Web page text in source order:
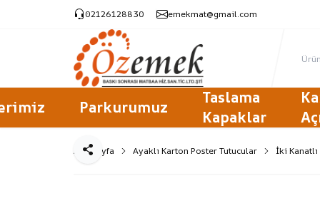
02126128830 emekmat@gmail.com
Parkurumuz
Taslama
Kapaklar
Ana Sayfa Ayaklı Karton Poster Tutucular İki
Paylaş